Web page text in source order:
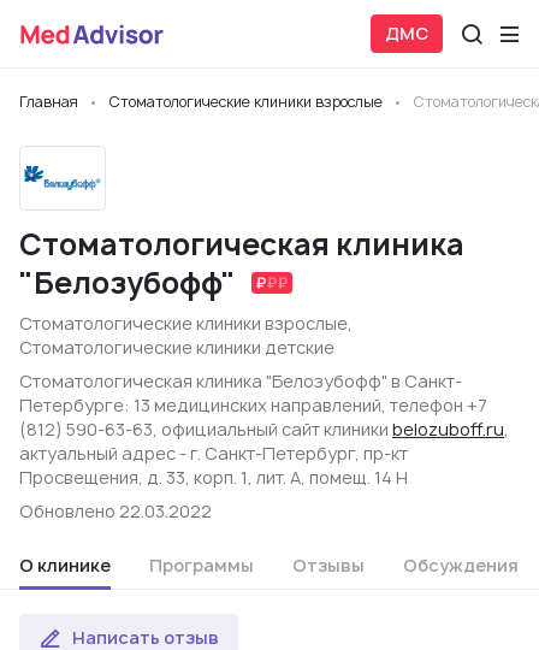
ДМС
Главная Стоматологические клиники взрослые
Стоматологическая клиника
"Белозубофф"
Стоматологические клиники взрослые,
Стоматологические клиники детские
Стоматологическая клиника "Белозубофф" в Санкт-
Петербурге: 13 медицинских направлений, телефон +7
(812) 590-63-63, официальный сайт клиники belozuboff.ru,
актуальный адрес - г. Санкт-Петербург, пр-кт
Просвещения, д. 33, корп. 1, лит. А, помещ. 14 Н
Обновлено 22.03.2022
О клинике Программы Отзывы Обсуждения
Написать отзыв